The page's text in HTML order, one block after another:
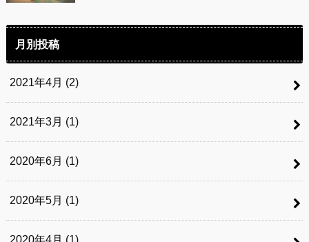
月別投稿
2021年4月 (2)
2021年3月 (1)
2020年6月 (1)
2020年5月 (1)